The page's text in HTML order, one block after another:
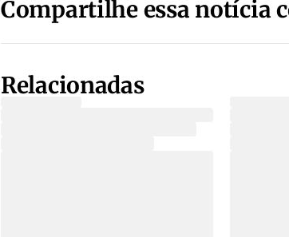
Compartilhe essa notícia
Relacionadas